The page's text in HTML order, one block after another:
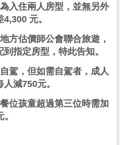
入住兩人房型，並無另外
元。
方估價師公會聯合旅遊，
指定房型，特此告知。
駕，但如需自駕者，成人
減750元。
位孩童超過第三位時需加